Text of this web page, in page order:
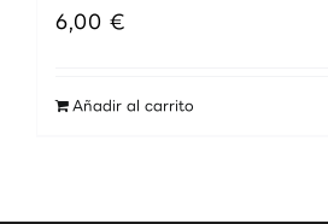
6,00 €
Añadir al carrito